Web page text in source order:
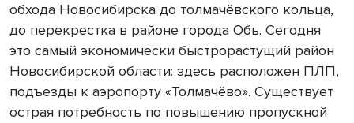
обхода Новосибирска до толмачёвского кольца,
до перекрестка в районе города Обь. Сегодня
это самый экономически быстрорастущий район
Новосибирской области: здесь расположен ПЛП,
подъезды к аэропорту «Толмачёво». Существует
острая потребность по повышению пропускной